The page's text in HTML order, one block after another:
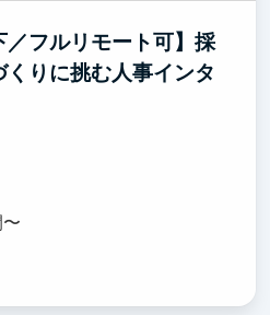
／フルリモート可】採
りに挑む人事インタ